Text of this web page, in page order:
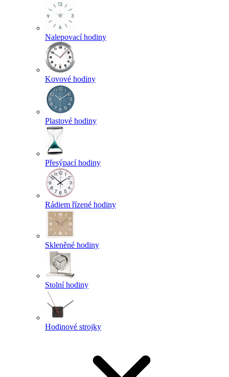
Nalepovací hodiny
Kovové hodiny
Plastové hodiny
Přesýpací hodiny
Rádiem řízené hodiny
Skleněné hodiny
Stolní hodiny
Hodinové strojky